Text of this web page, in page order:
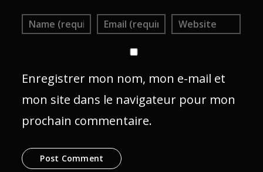
Enregistrer mon nom, mon e-mail et
mon site dans le navigateur pour mon
prochain commentaire.